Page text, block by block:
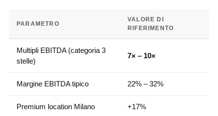
PARAMETRO
VALORE DI
RIFERIMENTO
Multipli EBITDA (categoria 3
stelle)
7× – 10×
Margine EBITDA tipico 22% – 32%
Premium location Milano +17%